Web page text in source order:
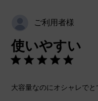
ご利用者様
使いやすい
大容量なのにオシャレでと